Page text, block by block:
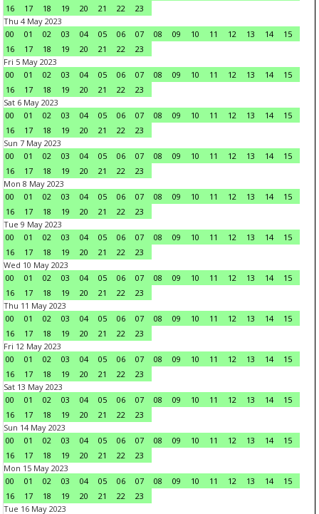
16
17 18 19 20 21 22
23
Thu 4 May 2023
00
01 02 03 04 05 06 07 08 09 10 11 12 13 14
15
16
17 18 19 20 21 22
23
Fri 5 May 2023
00
01 02 03 04 05 06 07 08 09 10 11 12 13 14
15
16
17 18 19 20 21 22
23
Sat 6 May 2023
00
01 02 03 04 05 06 07 08 09 10 11 12 13 14
15
16
17 18 19 20 21 22
23
Sun 7 May 2023
00
01 02 03 04 05 06 07 08 09 10 11 12 13 14
15
16
17 18 19 20 21 22
23
Mon 8 May 2023
00
01 02 03 04 05 06 07 08 09 10 11 12 13 14
15
16
17 18 19 20 21 22
23
Tue 9 May 2023
00
01 02 03 04 05 06 07 08 09 10 11 12 13 14
15
16
17 18 19 20 21 22
23
Wed 10 May 2023
00
01 02 03 04 05 06 07 08 09 10 11 12 13 14
15
16
17 18 19 20 21 22
23
Thu 11 May 2023
00
01 02 03 04 05 06 07 08 09 10 11 12 13 14
15
16
17 18 19 20 21 22
23
Fri 12 May 2023
00
01 02 03 04 05 06 07 08 09 10 11 12 13 14
15
16
17 18 19 20 21 22
23
Sat 13 May 2023
00
01 02 03 04 05 06 07 08 09 10 11 12 13 14
15
16
17 18 19 20 21 22
23
Sun 14 May 2023
00
01 02 03 04 05 06 07 08 09 10 11 12 13 14
15
16
17 18 19 20 21 22
23
Mon 15 May 2023
00
01 02 03 04 05 06 07 08 09 10 11 12 13 14
15
16
17 18 19 20 21 22
23
Tue 16 May 2023